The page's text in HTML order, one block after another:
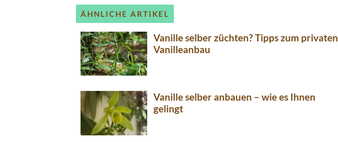
ÄHNLICHE ARTIKEL
Vanille selber züchten? Tipps zum privaten
Vanilleanbau
Vanille selber anbauen – wie es Ihnen
gelingt